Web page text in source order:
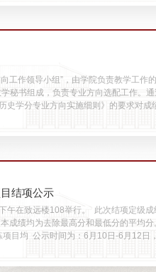
工作领导小组”，由学院负责教学工作的
秘书组成，负责专业方向选配工作。通
学分专业方向实施细则》的要求对成
结项公示
午在致远楼108举行。 此次结项定级成
成绩均为去除最高分和最低分的平均
目均 公示时间为：6月10日-6月12日，